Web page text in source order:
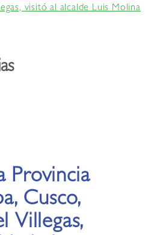
visitó al alcalde Luis Molina
Provincia
Cusco,
Villegas,